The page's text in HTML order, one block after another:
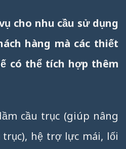
cho nhu cầu sử dụng
hàng mà các thiết
có thể tích hợp thêm
cầu trục (giúp nâng
hệ trợ lực mái, lối